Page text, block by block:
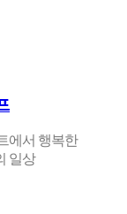
에서 행복한
일상